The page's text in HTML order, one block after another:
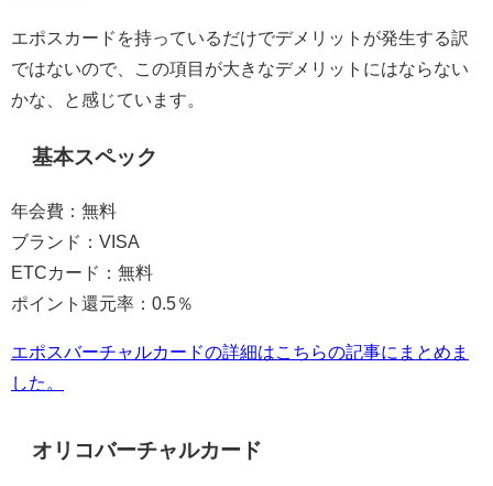
エポスカードを持っているだけでデメリットが発生する訳
ではないので、この項目が大きなデメリットにはならない
かな、と感じています。
基本スペック
年会費：無料
ブランド：VISA
ETCカード：無料
ポイント還元率：0.5％
エポスバーチャルカードの詳細はこちらの記事にまとめま
した。
オリコバーチャルカード